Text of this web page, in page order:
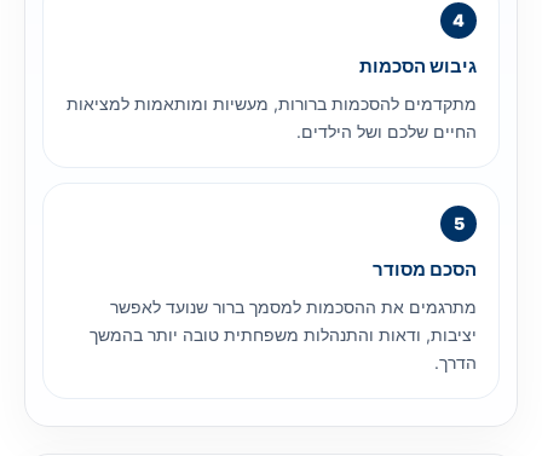
גיבוש הסכמות
מתקדמים להסכמות ברורות, מעשיות ומותאמות למציאות
החיים שלכם ושל הילדים.
הסכם מסודר
מתרגמים את ההסכמות למסמך ברור שנועד לאפשר
יציבות, ודאות והתנהלות משפחתית טובה יותר בהמשך
הדרך.